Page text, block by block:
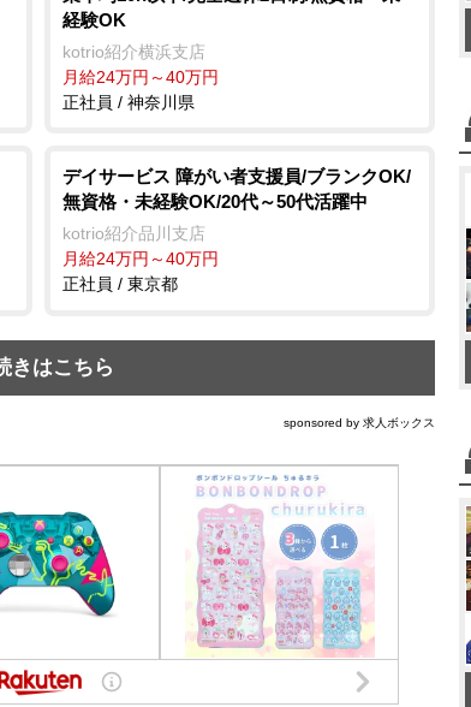
経験OK
kotrio紹介横浜支店
月給24万円～40万円
正社員 / 神奈川県
デイサービス 障がい者支援員/ブランクOK/
無資格・未経験OK/20代～50代活躍中
kotrio紹介品川支店
月給24万円～40万円
正社員 / 東京都
きはこちら
sponsored by 求人ボックス